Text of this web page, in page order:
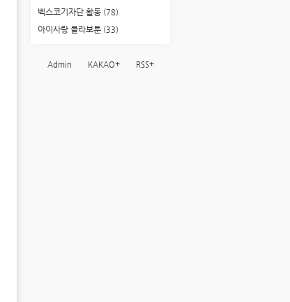
벡스코기자단 활동 (78)
아이사랑 콜라보툰 (33)
Admin KAKAO+ RSS+